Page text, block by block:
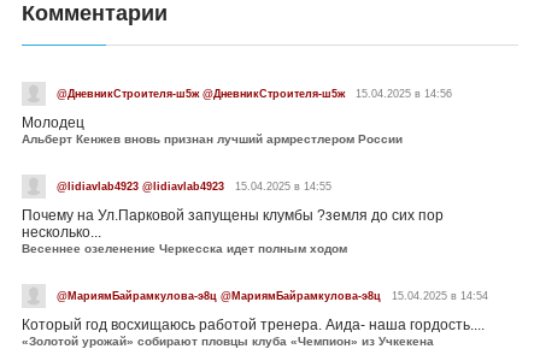
Комментарии
@ДневникСтроителя-ш5ж @ДневникСтроителя-ш5ж 15.04.2025 в 14:56
Молодец
Альберт Кенжев вновь признан лучший армрестлером России
@lidiavlab4923 @lidiavlab4923 15.04.2025 в 14:55
Почему на Ул.Парковой запущены клумбы ?земля до сих пор
несколько...
Весеннее озеленение Черкесска идет полным ходом
@МариямБайрамкулова-э8ц @МариямБайрамкулова-э8ц 15.04.2025 в 14:54
Который год восхищаюсь работой тренера. Аида- наша гордость....
«Золотой урожай» собирают пловцы клуба «Чемпион» из Учкекена